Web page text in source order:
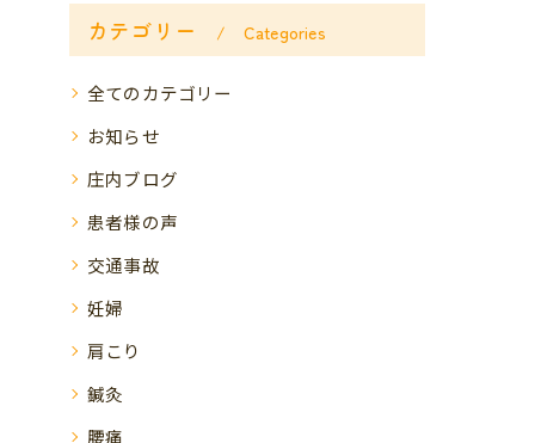
カテゴリー Categories
全てのカテゴリー
お知らせ
庄内ブログ
患者様の声
交通事故
妊婦
肩こり
鍼灸
腰痛